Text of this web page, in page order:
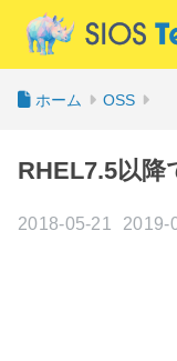
ホーム OSS
RHEL7.5以降
2018-05-21 2019-